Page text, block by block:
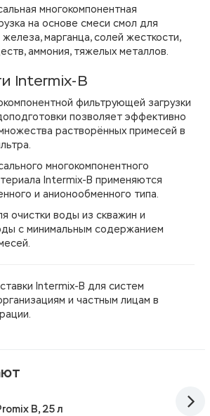
многокомпонентная
на основе смеси смол для
марганца, солей жесткости,
аммония, тяжелых металлов.
Intermix-B
фильтрующей загрузки
позволяет эффективно
растворённых примесей в
многокомпонентного
Intermix-B применяются
и анионообменного типа.
очистки воды из скважин и
с минимальным содержанием
Intermix-B для систем
и частным лицам в
B, 25 л